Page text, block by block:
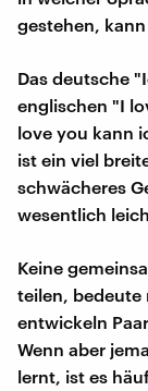
gestehen,
Das deutsche
englischen "I
love you kann
ist ein viel
schwächeres
wesentlich
Keine
teilen, bedeute
entwickeln
Wenn aber
lernt, ist es